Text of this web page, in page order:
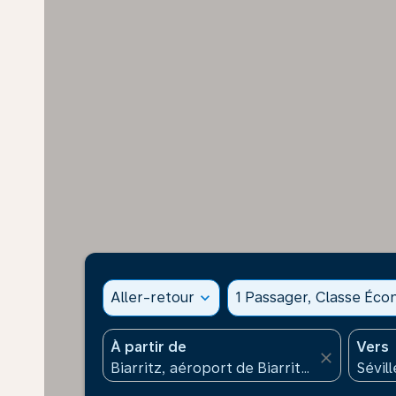
Aller-retour expand_more 1 Passager, Classe
À partir de
close
Vers